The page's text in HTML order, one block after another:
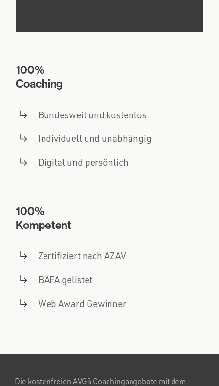
100%
Coaching
Bundesweit und kostenlos
Individuell und unabhängig
Digital und persönlich
100%
Kompetent
Zertifiziert nach AZAV
BAFA gelistet
Web Award Gewinner
Die kostenfreien AVGS Coachingangebote mit dem